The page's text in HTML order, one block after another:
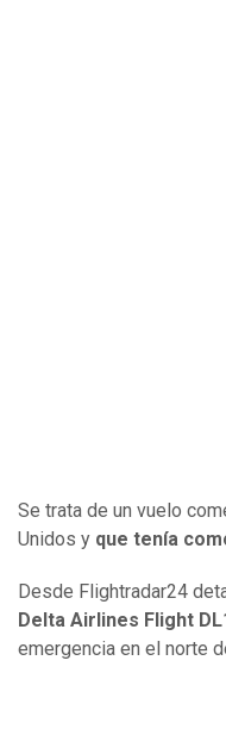
Se trata de un vuelo
Unidos y que tenía
Desde Flightradar24
Delta Airlines Flight
emergencia en el norte